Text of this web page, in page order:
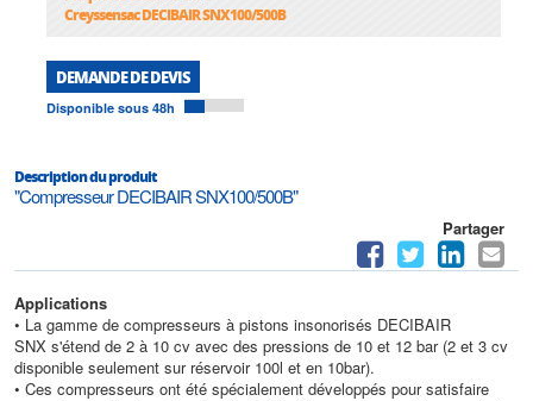
Creyssensac DECIBAIR SNX100/500B
DEMANDE DE DEVIS
Disponible sous 48h
Description du produit
"Compresseur DECIBAIR SNX100/500B"
Partager
Applications
• La gamme de compresseurs à pistons insonorisés DECIBAIR
SNX s'étend de 2 à 10 cv avec des pressions de 10 et 12 bar (2 et 3 cv
disponible seulement sur réservoir 100l et en 10bar).
• Ces compresseurs ont été spécialement développés pour satisfaire